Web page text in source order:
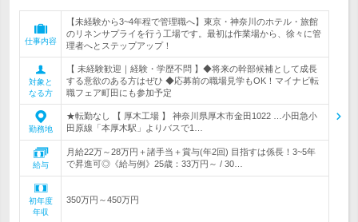
仕事内容
【未経験から3~4年程で管理職へ】東京・神奈川のホテル・旅館
のリネンサプライを行う工場です。最初は作業場から、徐々に管
理者へとステップアップ！
対象と
なる方
【 未経験歓迎｜経験・学歴不問 】◆将来の幹部候補として成長
する意欲のある方はぜひ ◆応募前の職場見学もOK！マイナビ転
職フェア町田にも参加予定
勤務地
★転勤なし 【 厚木工場 】 神奈川県厚木市金田1022 …小田急小
田原線「本厚木駅」よりバスで1…
給与
月給22万～28万円＋諸手当＋賞与(年2回) 目指すは係長！3~5年
で昇進可◎《給与例》25歳：33万円～ / 30…
初年度
年収
350万円～450万円